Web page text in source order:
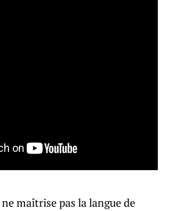
maîtrise pas la langue de